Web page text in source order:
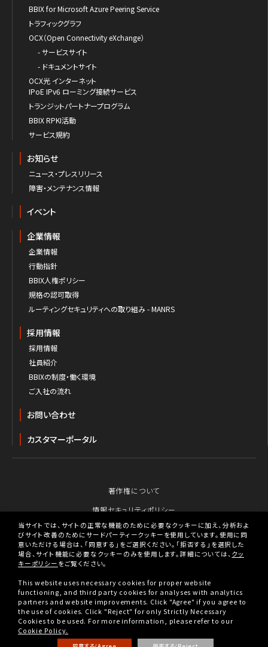
BBIX for Microsoft Azure Peering Service
トラフィックグラフ
OCX（Open Connectivity eXchange）
- サービスサイト
- ドキュメントサイト
OCX光 インターネット
IPoE IPv6 ローミング接続サービス
トランジットパートナープログラム
BBIX RPKI活動
サービス規約
お知らせ
ニュース・プレスリリース
障害・メンテナンス情報
イベント
企業情報
企業情報
行動指針
BBIX人権ポリシー
規格の認可取得
ルーティングセキュリティへの取り組み - MANRS
採用情報
採用情報
社員紹介
BBIXの制度・働く環境
ご入社の流れ
お問い合わせ
カスタマーポータル
著作権について
情報セキュリティポリシー
個人情報保護のための行動指針
個人情報の取り扱いについて
BBIX人権ポリシー
税務戦略
古物営業法に基づく表示
当サイトでは、サイトの正常な機能のために必要なクッキーに加え、分析およ
びサイト改善のためにサードパーティークッキーを使用しています。使用に同
意いただける場合は、「同意する」をご選択ください。「拒否する」を選択した
場合、サイト機能に必要なクッキーのみを使用します。詳細については、 クッ
キーポリシー をご覧ください。
This website uses necessary cookies for proper website
functioning, and third party cookies for analyses with analytics
partners and website improvements. Click "Agree" if you agree to
the use of cookies. Click "Reject" for only Strictly Necessary
Cookies to be used. For more information, please refer to our
Cookie Policy.